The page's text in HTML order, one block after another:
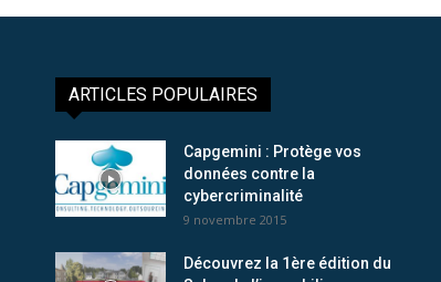
ARTICLES POPULAIRES
Capgemini : Protège vos
données contre la
cybercriminalité
9 novembre 2015
Découvrez la 1ère édition du